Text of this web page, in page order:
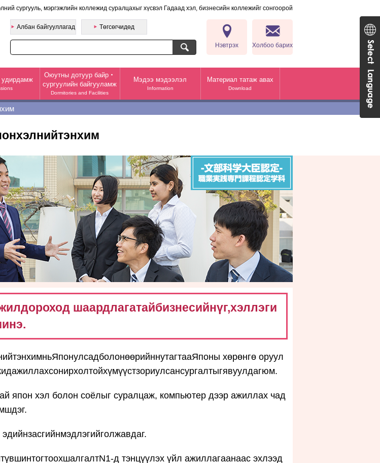
сургууль, мэргэжлийн коллежид суралцахыг хүсвэл Гадаад хэл, бизнесийн коллежийг сонгоорой
болох Фүкабори цогцолбор сургууль Гадаад хэл, бизнесийн коллеж（CBC）
Албан байгууллагад Төгсөгчидөд
Нэвтрэх Холбоо барих
удирдамж
Оюутны дотуур байр・
сургуулийн байгууламж
Dormitories and Facilities
Мэдээ мэдээлэл
Information
Материал татаж авах
Download
шаардлагатайбизнесийнүг,хэллэги
хөрөнгө оруул
япон хэл болон соёлыг суралцаж, компьютер дээр ажиллах чад
д тэнцүүлэх үйл ажиллагаанаас эхлээд